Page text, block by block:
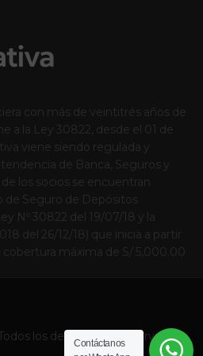
con más de veintitrés años de
a la Ley 30822, desde el 01 de
viene siendo regulada y
de Banca, Seguros y
los socios se encuentran
de Seguro de Depósitos
Nº 30822 del 19/07/18 y la
del 26/12/18) que inicia a partir
máxima de S/ 5,000.00
los derechos de reservados.
Contáctanos